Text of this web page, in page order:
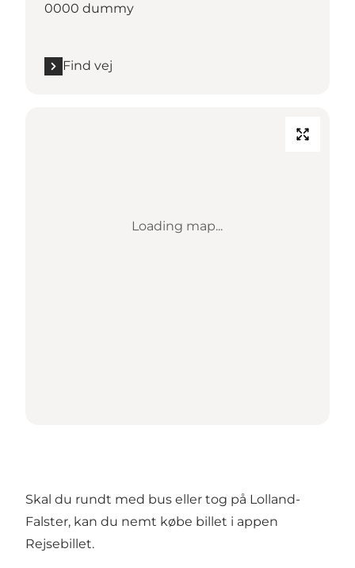
0000 dummy
Find vej
Loading map...
Skal du rundt med bus eller tog på Lolland-
Falster, kan du nemt købe billet i appen
Rejsebillet.